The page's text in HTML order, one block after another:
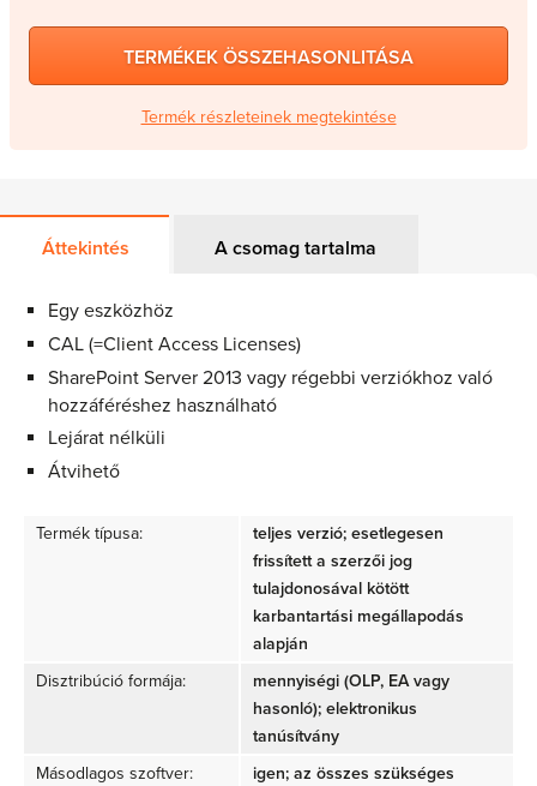
TERMÉKEK ÖSSZEHASONLITÁSA
Termék részleteinek megtekintése
Áttekintés A csomag tartalma
Egy eszközhöz
CAL (=Client Access Licenses)
SharePoint Server 2013 vagy régebbi verziókhoz való
hozzáféréshez használható
Lejárat nélküli
Átvihető
Termék típusa:
teljes verzió; esetlegesen
frissített a szerzői jog
tulajdonosával kötött
karbantartási megállapodás
alapján
Disztribúció formája:
mennyiségi (OLP, EA vagy
hasonló); elektronikus
tanúsítvány
Másodlagos szoftver:
igen; az összes szükséges